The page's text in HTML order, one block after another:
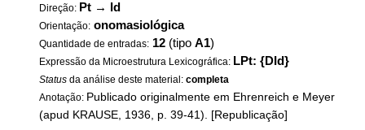
Direção: Pt → Id
Orientação: onomasiológica
Quantidade de entradas: 12 (tipoA1)
Expressão da Microestrutura Lexicográfica: LPt: {DId}
Status da análise deste material:completa
Anotação: Publicado originalmente em Ehrenreich e Meyer
(apud KRAUSE, 1936, p. 39-41). [Republicação]